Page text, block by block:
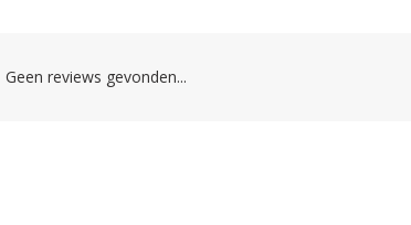
Geen reviews gevonden...